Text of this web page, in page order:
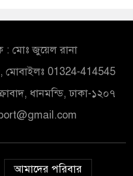
: মোঃ জুয়েল রানা
01324-414545
ধানমন্ডি, ঢাকা-১২০৭
আমাদের পরিবার